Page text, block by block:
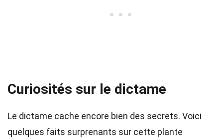
Curiosités sur le dictame
Le dictame cache encore bien des secrets. Voici
quelques faits surprenants sur cette plante